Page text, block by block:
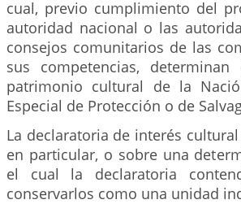
cual, previo cumplimiento del
autoridad nacional o las
consejos comunitarios de las
sus competencias,
patrimonio cultural de la
Especial de Protección o de
La declaratoria de interés
en particular, o sobre una
el cual la declaratoria
conservarlos como una unidad